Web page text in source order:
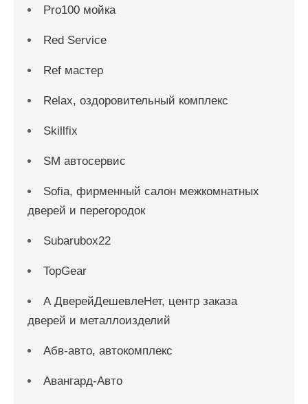
Pro100 мойка
Red Service
Ref мастер
Relax, оздоровительный комплекс
Skillfix
SM автосервис
Sofia, фирменный салон межкомнатных
дверей и перегородок
Subarubox22
TopGear
А ДверейДешевлеНет, центр заказа
дверей и металлоизделий
Абв-авто, автокомплекс
Авангард-Авто